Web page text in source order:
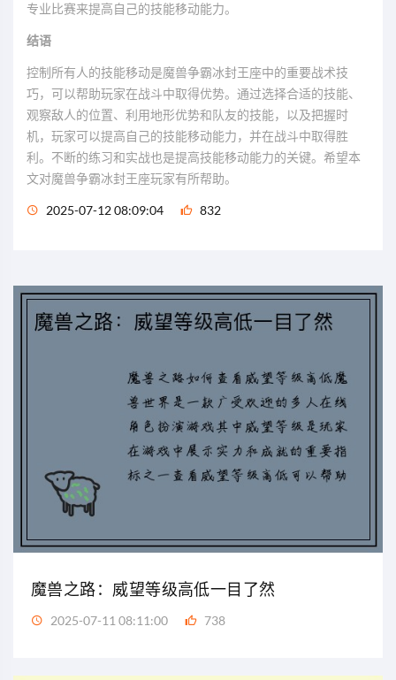
专业比赛来提高自己的技能移动能力。
结语
控制所有人的技能移动是魔兽争霸冰封王座中的重要战术技
巧，可以帮助玩家在战斗中取得优势。通过选择合适的技能、
观察敌人的位置、利用地形优势和队友的技能，以及把握时
机，玩家可以提高自己的技能移动能力，并在战斗中取得胜
利。不断的练习和实战也是提高技能移动能力的关键。希望本
文对魔兽争霸冰封王座玩家有所帮助。
2025-07-12 08:09:04 832
魔兽之路：威望等级高低一目了然
2025-07-11 08:11:00 738